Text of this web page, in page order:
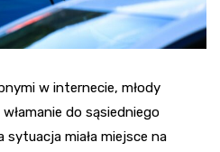
w internecie, młody
do sąsiedniego
sytuacja miała miejsce na